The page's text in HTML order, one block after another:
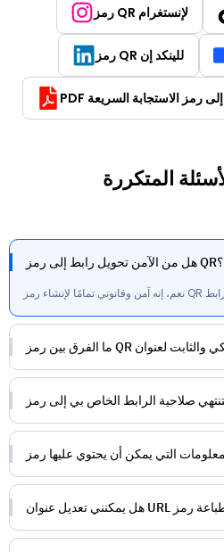
رمز QR لإنستغرام
رمز QR للينكد إن
PDF إلى رمز الاستجابة السريعة
هل من الآمن تحويل رابط إلى رمز QR؟